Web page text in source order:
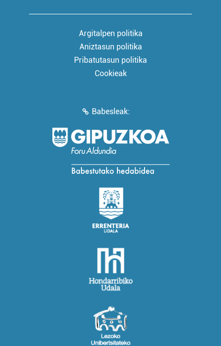
Argitalpen politika
Aniztasun politika
Pribatutasun politika
Cookieak
Babesleak: